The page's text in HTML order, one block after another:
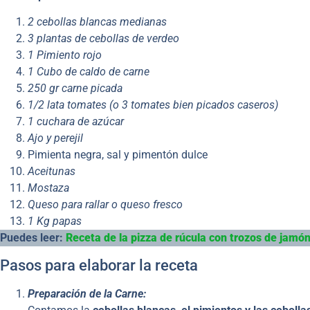
2 cebollas blancas medianas
3 plantas de cebollas de verdeo
1 Pimiento rojo
1 Cubo de caldo de carne
250 gr carne picada
1/2 lata tomates (o 3 tomates bien picados caseros)
1 cuchara de azúcar
Ajo y perejil
Pimienta negra, sal y pimentón dulce
Aceitunas
Mostaza
Queso para rallar o queso fresco
1 Kg papas
Puedes leer: Receta de la pizza de rúcula con trozos de
Pasos para elaborar la receta
Preparación de la Carne: